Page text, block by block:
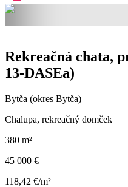
Rekreačná chata,
13-DASEa)
Bytča (okres Bytča)
Chalupa, rekreačný domček
380 m²
45 000 €
118,42 €/m²